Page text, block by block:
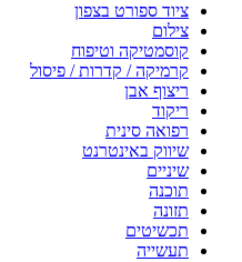
ציוד ספורט בצפון
צילום
קוסמטיקה וטיפוח
קרמיקה / קדרות / פיסול
ריצוף אבן
ריקוד
רפואה סינית
שיווק באינטרנט
שיניים
תוכנה
תזונה
תכשיטים
תעשייה